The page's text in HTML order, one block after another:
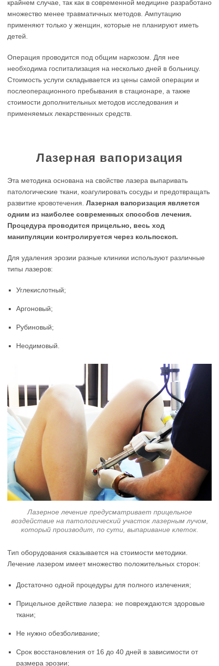
крайнем случае, так как в современной медицине разработано
множество менее травматичных методов. Ампутацию
применяют только у женщин, которые не планируют иметь
детей.
Операция проводится под общим наркозом. Для нее
необходима госпитализация на несколько дней в больницу.
Стоимость услуги складывается из цены самой операции и
послеоперационного пребывания в стационаре, а также
стоимости дополнительных методов исследования и
применяемых лекарственных средств.
Лазерная вапоризация
Эта методика основана на свойстве лазера выпаривать
патологические ткани, коагулировать сосуды и предотвращать
развитие кровотечения. Лазерная вапоризация является
одним из наиболее современных способов лечения.
Процедура проводится прицельно, весь ход
манипуляции контролируется через кольпоскоп.
Для удаления эрозии разные клиники используют различные
типы лазеров:
Углекислотный;
Аргоновый;
Рубиновый;
Неодимовый.
Лазерное лечение предусматривает прицельное
воздействие на патологический участок лазерным лучом,
который производит, по сути, выпаривание клеток.
Тип оборудования сказывается на стоимости методики.
Лечение лазером имеет множество положительных сторон:
Достаточно одной процедуры для полного излечения;
Прицельное действие лазера: не повреждаются здоровые
ткани;
Не нужно обезболивание;
Срок восстановления от 16 до 40 дней в зависимости от
размера эрозии;